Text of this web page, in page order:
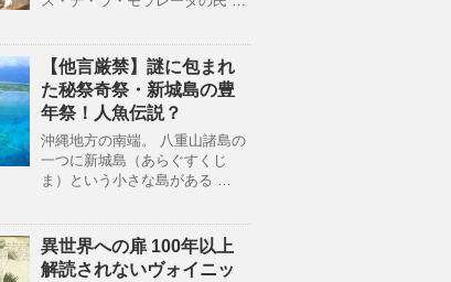
【他言厳禁】謎に包まれ
た秘祭奇祭・新城島の豊
年祭！人魚伝説？
沖縄地方の南端。 八重山諸島の
一つに新城島（あらぐすくじ
ま）という小さな島がある …
異世界への扉 100年以上
解読されないヴォイニッ